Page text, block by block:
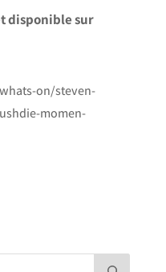
disponible sur
on/steven-
momen-